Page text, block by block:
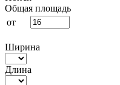
Общая площадь
от
Ширина
Длина